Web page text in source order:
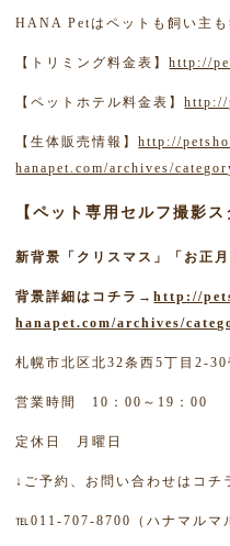
HANA Petはペットも飼い主
【トリミング料金表】http://
【ペットホテル料金表】http://
【生体販売情報】http://
hanapet.com/archives/
【ペット専用セルフ撮影
新背景「クリスマス」「お正
背景詳細はコチラ→http://
hanapet.com/archives/
札幌市北区北32条西5丁目2-30
営業時間 10：00～19：00
定休日 月曜日
↓ご予約、お問い合わせはコチ
℡011-707-8700（ハナマルマ